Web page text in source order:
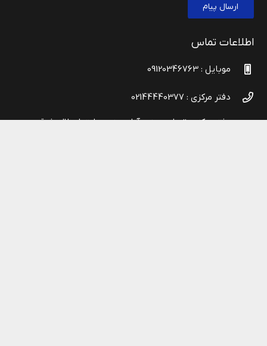
ارسال پیام
اطلاعات تماس
موبایل : 09120346763
دفتر مرکزی : 02144440377
دفتر مرکزی: تهران، جنت آباد جنوبی، ابتدای لاله شرقی،